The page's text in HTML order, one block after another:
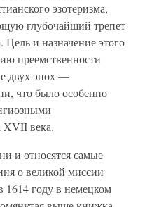
эзотеризма,
глубочайший трепет
и назначение этого
преемственности
двух эпох —
что было особенно
XVII века.
и относятся самые
о великой миссии
1614 году в немецком